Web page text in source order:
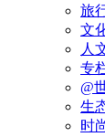
旅
文
人
专
@
生
时